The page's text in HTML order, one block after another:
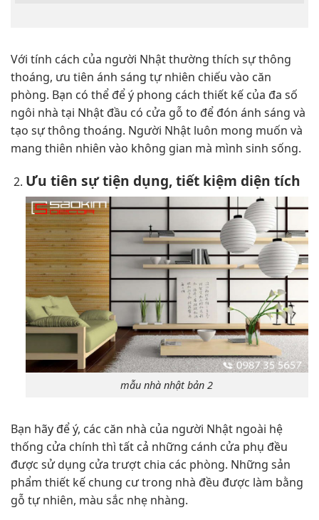
Với tính cách của người Nhật thường thích sự thông
thoáng, ưu tiên ánh sáng tự nhiên chiếu vào căn
phòng. Bạn có thể để ý phong cách thiết kế của đa số
ngôi nhà tại Nhật đầu có cửa gỗ to để đón ánh sáng và
tạo sự thông thoáng. Người Nhật luôn mong muốn và
mang thiên nhiên vào không gian mà mình sinh sống.
Ưu tiên sự tiện dụng, tiết kiệm diện tích
mẫu nhà nhật bản 2
Bạn hãy để ý, các căn nhà của người Nhật ngoài hệ
thống cửa chính thì tất cả những cánh cửa phụ đều
được sử dụng cửa trượt chia các phòng. Những sản
phẩm thiết kế chung cư trong nhà đều được làm bằng
gỗ tự nhiên, màu sắc nhẹ nhàng.